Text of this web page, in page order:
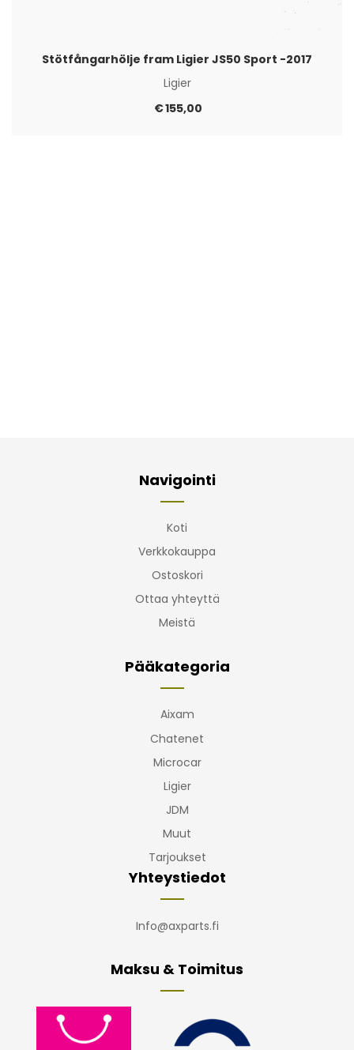
Stötfångarhölje fram Ligier JS50 Sport -2017
Ligier
€155,00
Navigointi
Koti
Verkkokauppa
Ostoskori
Ottaa yhteyttä
Meistä
Pääkategoria
Aixam
Chatenet
Microcar
Ligier
JDM
Muut
Tarjoukset
Yhteystiedot
Info@axparts.fi
Maksu & Toimitus